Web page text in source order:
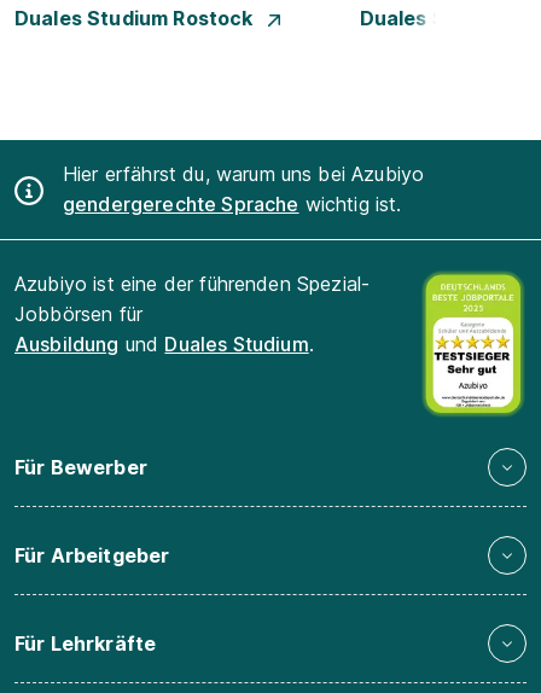
Duales Studium Rostock
Duales Studium
Hier erfährst du, warum uns bei Azubiyo
gendergerechte Sprache wichtig ist.
Azubiyo ist eine der führenden Spezial-
Jobbörsen für
Ausbildung und Duales Studium.
Für Bewerber
Für Arbeitgeber
Für Lehrkräfte